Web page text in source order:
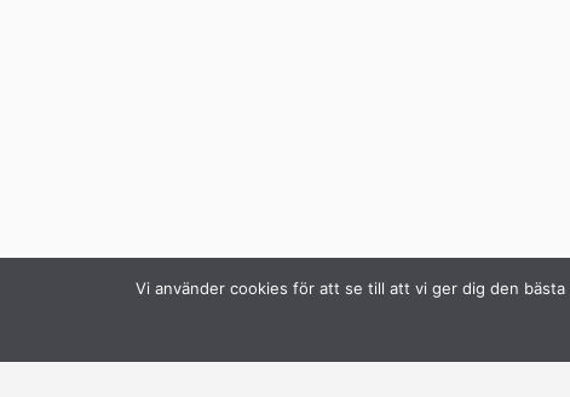
Vi använder cookies för att se till att vi ger dig den